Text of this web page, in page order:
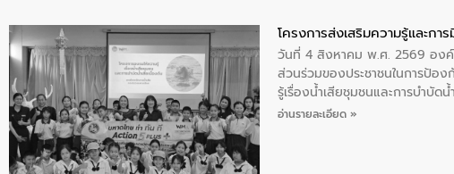
โครงการส่งเสริมความรู้และก
วันที่ 4 สิงหาคม พ.ศ. 2569 องค์ก
ส่วนร่วมของประชาชนในการป้อ
รู้เรื่องน้ำเสียชุมชนและการบำบัด
อ่านรายละเอียด »